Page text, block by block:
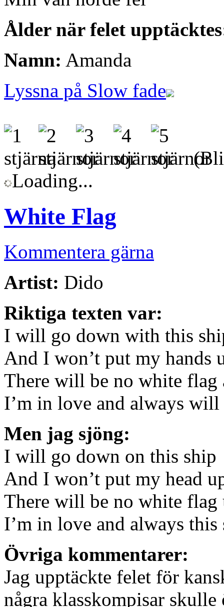
Ålder när felet
Namn: Amanda
Lyssna på Slow fade
(Bli
Loading...
White Flag
Kommentera gärna
Artist: Dido
Riktiga texten var:
I will go down with this
And I won’t put my hands
There will be no white flag
I’m in love and always will
Men jag sjöng:
I will go down on this ship
And I won’t put my head
There will be no white flag
I’m in love and always this
Övriga kommentarer:
Jag upptäckte felet för
några klasskompisar